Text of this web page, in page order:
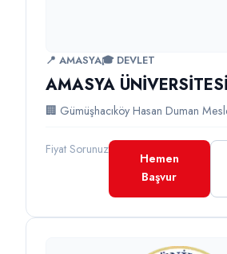
📍 AMASYA🎓 DEVLET
AMASYA ÜNİVERSİTESİ
🏢 Gümüşhacıköy Hasan Duman
Fiyat Sorunuz
Hemen
Başvur